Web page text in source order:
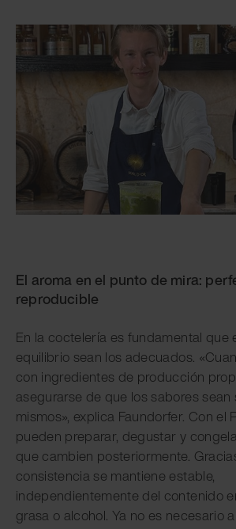
El aroma en el punto de mira:
reproducible
En la coctelería es fundamental que
equilibrio sean los adecuados.
con ingredientes de producción
asegurarse de que los sabores sean
mismos», explica Faundorfer. Con el
pueden preparar, degustar y
que cambien posteriormente.
consistencia se mantiene estable,
independientemente del contenido
grasa o alcohol. Ya no es necesario